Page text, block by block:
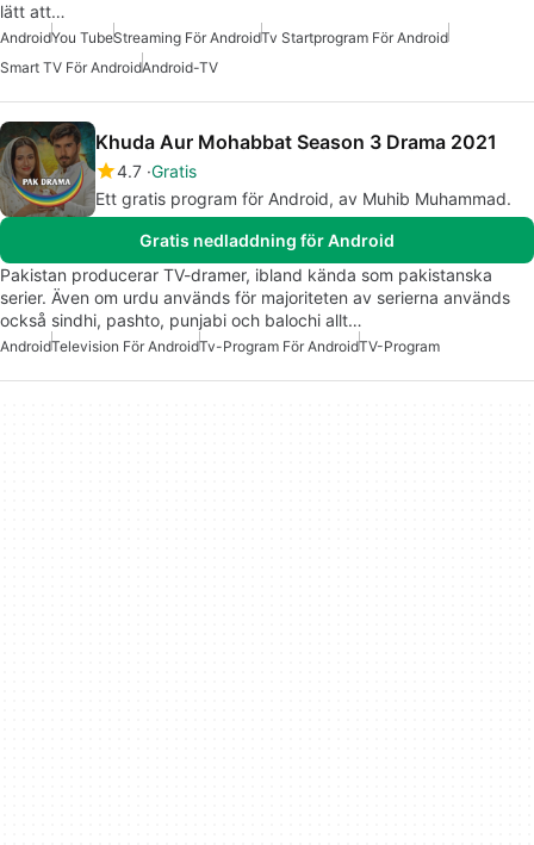
lätt att…
AndroidYou TubeStreaming För AndroidTv Startprogram För Android
Smart TV För AndroidAndroid-TV
Khuda Aur Mohabbat Season 3 Drama 2021
4.7 Gratis
Ett gratis program för Android, av Muhib Muhammad.
Gratis nedladdning för Android
Pakistan producerar TV-dramer, ibland kända som pakistanska
serier. Även om urdu används för majoriteten av serierna används
också sindhi, pashto, punjabi och balochi allt…
AndroidTelevision För AndroidTv-Program För AndroidTV-Program